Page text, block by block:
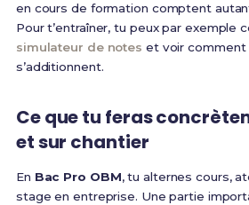
en cours de formation comptent
Pour t’entraîner, tu peux par exemple
simulateur de notes et voir
s’additionnent.
Ce que tu feras
et sur chantier
En Bac Pro OBM, tu alternes cours,
stage en entreprise. Une partie